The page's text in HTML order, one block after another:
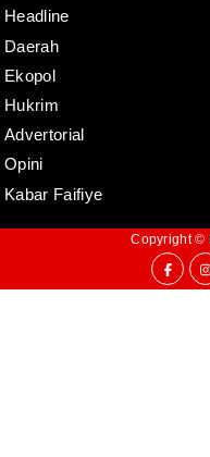
Headline
Daerah
Ekopol
Hukrim
Advertorial
Opini
Kabar Faifiye
Copyright ©